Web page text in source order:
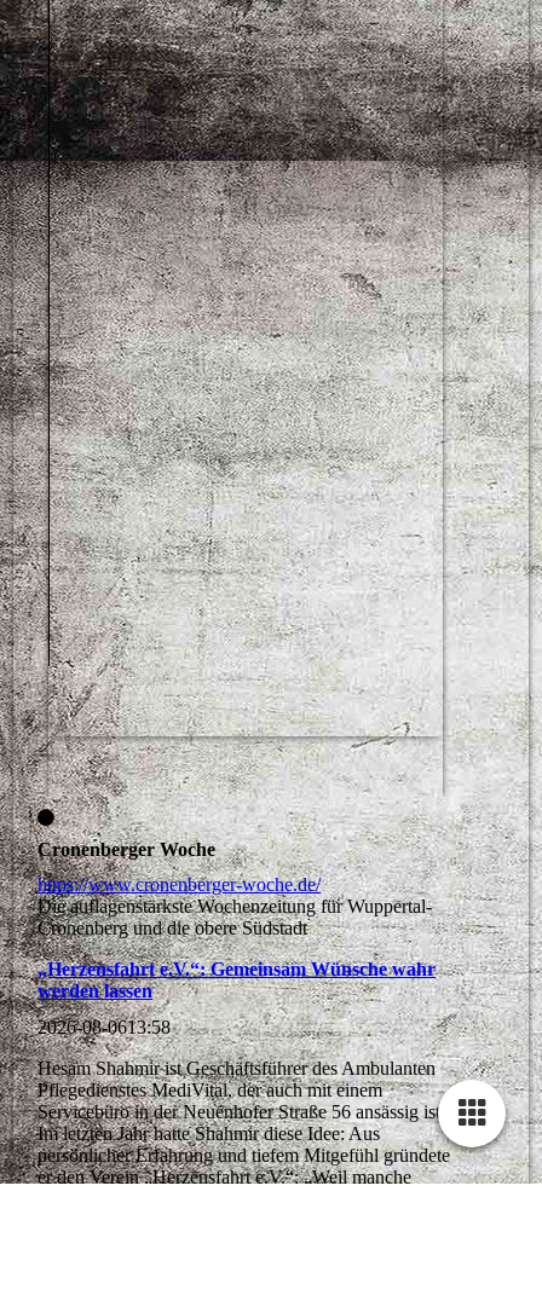
Cronenberger Woche
https://www.cronenberger-woche.de/
Die auflagenstärkste Wochenzeitung für Wuppertal-
Cronenberg und die obere Südstadt
„Herzensfahrt e.V.“: Gemeinsam Wünsche wahr
werden lassen
2026-08-0613:58
Hesam Shahmir ist Geschäftsführer des Ambulanten
Pflegedienstes MediVital, der auch mit einem
Servicebüro in der Neuenhofer Straße 56 ansässig ist.
Im letzten Jahr hatte Shahmir diese Idee: Aus
persönlicher Erfahrung und tiefem Mitgefühl gründete
er den Verein „Herzensfahrt e.V.“: „Weil manche